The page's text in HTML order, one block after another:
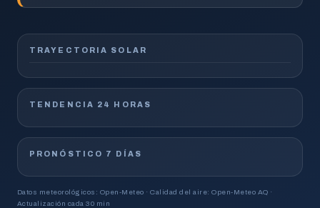
TRAYECTORIA SOLAR
TENDENCIA 24 HORAS
PRONÓSTICO 7 DÍAS
Datos meteorológicos: Open-Meteo · Calidad del aire: Open-Meteo AQ ·
Actualización cada 30 min